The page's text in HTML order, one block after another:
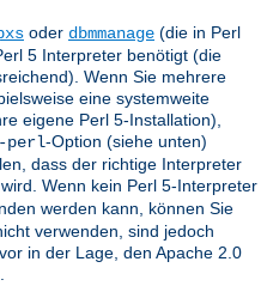
oder dbmmanage (die in Perl
5 Interpreter benötigt (die
Wenn Sie mehrere
eine systemweite
eigene Perl 5-Installation),
perl-Option (siehe unten)
dass der richtige Interpreter
Wenn kein Perl 5-Interpreter
werden kann, können Sie
verwenden, sind jedoch
in der Lage, den Apache 2.0